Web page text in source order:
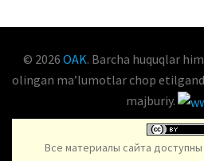
© 2026 OAK. Barcha huquqlar
olingan maʼlumotlar chop
majburiy.
Все материалы сайта